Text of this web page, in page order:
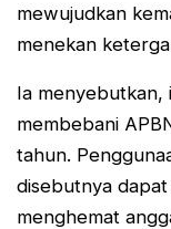
mewujudkan
menekan
Ia menyebutkan,
membebani
tahun.
disebutnya
menghemat